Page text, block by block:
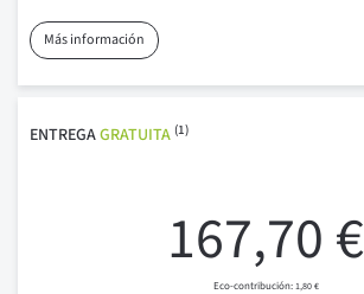
Más información
ENTREGAGRATUITA (1)
167,70 €
1,80 €